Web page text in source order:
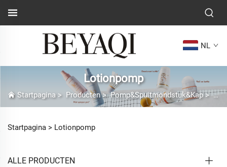
NL
Lotionpomp
Startpagina> Producten>Pomp&Spuitmondstuk&Kap>
Startpagina > Lotionpomp
ALLE PRODUCTEN